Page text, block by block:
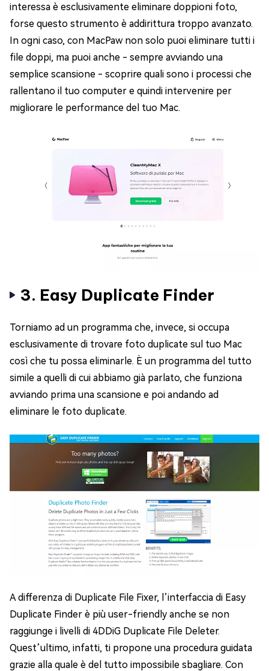
interessa è esclusivamente eliminare doppioni foto,
forse questo strumento è addirittura troppo avanzato.
In ogni caso, con MacPaw non solo puoi eliminare tutti i
file doppi, ma puoi anche - sempre avviando una
semplice scansione - scoprire quali sono i processi che
rallentano il tuo computer e quindi intervenire per
migliorare le performance del tuo Mac.
3. Easy Duplicate Finder
Torniamo ad un programma che, invece, si occupa
esclusivamente di trovare foto duplicate sul tuo Mac
così che tu possa eliminarle. È un programma del tutto
simile a quelli di cui abbiamo già parlato, che funziona
avviando prima una scansione e poi andando ad
eliminare le foto duplicate.
A differenza di Duplicate File Fixer, l’interfaccia di Easy
Duplicate Finder è più user-friendly anche se non
raggiunge i livelli di 4DDiG Duplicate File Deleter.
Quest’ultimo, infatti, ti propone una procedura guidata
grazie alla quale è del tutto impossibile sbagliare. Con